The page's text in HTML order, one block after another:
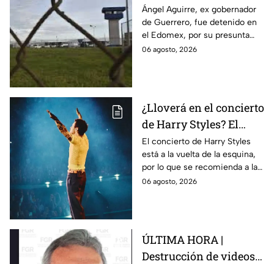
Aguirre, ex gobernador
de Guerrero por caso
Ayotzinapa
Ángel Aguirre, ex gobernador
de Guerrero, fue detenido en
el Edomex, por su presunta
participación en la
06 agosto, 2026
¿Lloverá en el concierto
de Harry Styles? El
pronóstico del clima
para este viernes en
CDMX
El concierto de Harry Styles
está a la vuelta de la esquina,
por lo que se recomienda a las
y los fanáticos revisar el clima
06 agosto, 2026
ÚLTIMA HORA |
Destrucción de videos